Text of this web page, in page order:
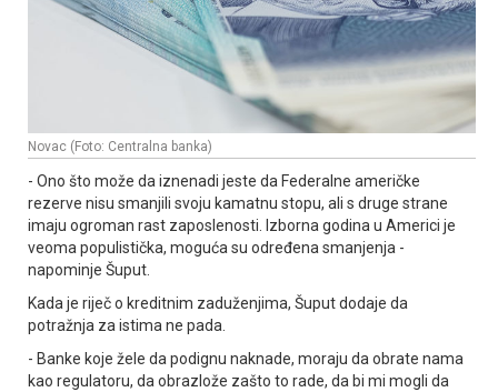
Novac (Foto: Centralna banka)
- Ono što može da iznenadi jeste da Federalne američke
rezerve nisu smanjili svoju kamatnu stopu, ali s druge strane
imaju ogroman rast zaposlenosti. Izborna godina u Americi je
veoma populistička, moguća su određena smanjenja -
napominje Šuput.
Kada je riječ o kreditnim zaduženjima, Šuput dodaje da
potražnja za istima ne pada.
- Banke koje žele da podignu naknade, moraju da obrate nama
kao regulatoru, da obrazlože zašto to rade, da bi mi mogli da